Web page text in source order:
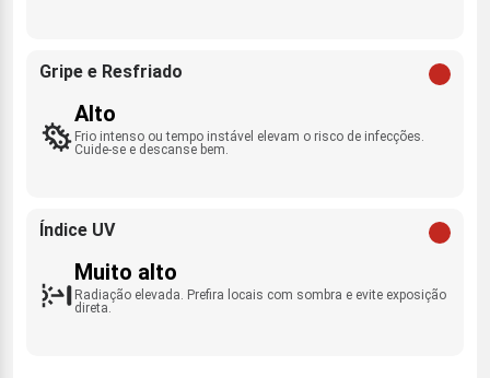
Gripe e Resfriado
Alto
Frio intenso ou tempo instável elevam o risco de infecções.
Cuide-se e descanse bem.
Índice UV
Muito alto
Radiação elevada. Prefira locais com sombra e evite exposição
direta.